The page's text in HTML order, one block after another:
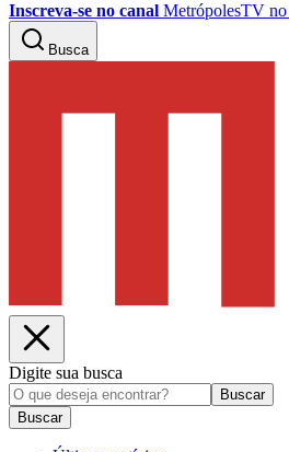
Inscreva-se no canal MetrópolesTV no
Busca
Digite sua busca
Buscar
Buscar